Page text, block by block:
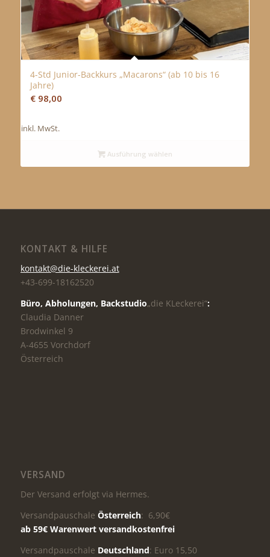
4-Std Junior-Backkurs „Macarons“ (ab 10 bis 16
Jahre)
€98,00
inkl. MwSt.
Ausführung wählen
KONTAKT & HILFE
kontakt@die-kleckerei.at
+43-699-18162520
Büro, Abholungen, Backstudio„die KLeckerei“:
Claudia Danner
Brodwinkel 9
A-4655 Vorchdorf
Österreich
VERSAND
Der Versand erfolgt via Hermes.
Versandpauschale Österreich: 6,90€
ab 59€ Warenwert versandkostenfrei
Versandpauschale Deutschland: Euro 15,50